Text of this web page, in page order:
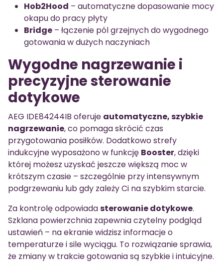
Hob2Hood – automatyczne dopasowanie mocy
okapu do pracy płyty
Bridge – łączenie pól grzejnych do wygodnego
gotowania w dużych naczyniach
Wygodne nagrzewanie i
precyzyjne sterowanie
dotykowe
AEG IDE84244IB oferuje automatyczne, szybkie
nagrzewanie, co pomaga skrócić czas
przygotowania posiłków. Dodatkowo strefy
indukcyjne wyposażono w funkcję Booster, dzięki
której możesz uzyskać jeszcze większą moc w
krótszym czasie – szczególnie przy intensywnym
podgrzewaniu lub gdy zależy Ci na szybkim starcie.
Za kontrolę odpowiadasterowanie dotykowe.
Szklana powierzchnia zapewnia czytelny podgląd
ustawień – na ekranie widzisz informacje o
temperaturze i sile wyciągu. To rozwiązanie sprawia,
że zmiany w trakcie gotowania są szybkie i intuicyjne.